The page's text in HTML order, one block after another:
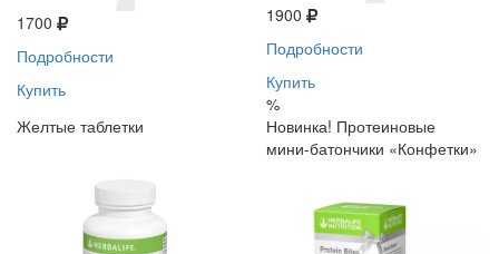
1700
Подробности
Купить
1900
Подробности
Купить
%
Желтые таблетки
Новинка! Протеиновые
мини-батончики «Конфетки»